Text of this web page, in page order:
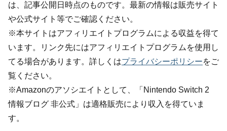
は、記事公開日時点のものです。最新の情報は販売サイト
や公式サイト等でご確認ください。
※本サイトはアフィリエイトプログラムによる収益を得て
います。リンク先にはアフィリエイトプログラムを使用し
てる場合があります。詳しくはプライバシーポリシーをご
覧ください。
※Amazonのアソシエイトとして、「Nintendo Switch 2
情報ブログ 非公式」は適格販売により収入を得ていま
す。